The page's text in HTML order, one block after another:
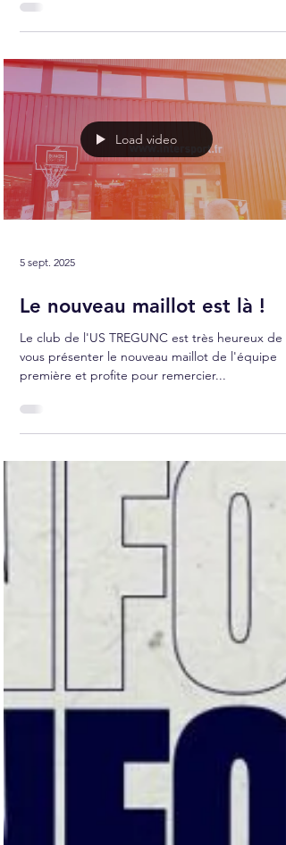
Load video
Le nouveau maillot est là !
Le club de l'US TREGUNC est très heureux de
vous présenter le nouveau maillot de l'équipe
première et profite pour remercier...